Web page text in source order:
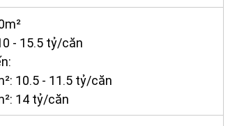
- 15.5 tỷ/căn
10.5 - 11.5 tỷ/căn
14 tỷ/căn